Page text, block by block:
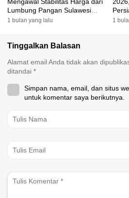
Lumbung Pangan Sulawesi
Selatan
1 bulan yang lalu 1
Tinggalkan Balasan
Alamat email Anda tidak akan
ditandai *
Simpan nama, email, dan situs
untuk komentar saya berikutnya.